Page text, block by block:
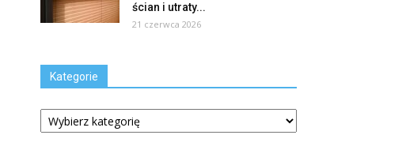
ścian i utraty...
21 czerwca 2026
Kategorie
Kategorie